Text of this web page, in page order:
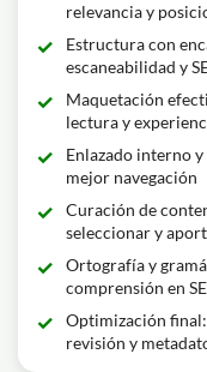
relevancia y
Estructura con
escaneabilidad y
Maquetación
lectura y
Enlazado interno
mejor navegación
Curación de
seleccionar y
Ortografía y
comprensión en
Optimización
revisión y